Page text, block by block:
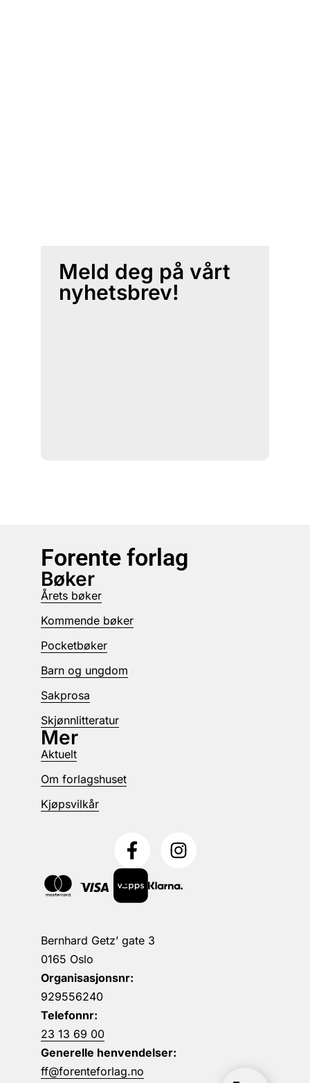
Meld deg på vårt
nyhetsbrev!
Forente forlag
Bernhard Getz’ gate 3
0165 Oslo
Organisasjonsnr:
929556240
Telefonnr:
23 13 69 00
Generelle henvendelser:
ff@forenteforlag.no
Bøker
Årets bøker
Kommende bøker
Pocketbøker
Barn og ungdom
Sakprosa
Skjønnlitteratur
Mer
Aktuelt
Om forlagshuset
Kjøpsvilkår